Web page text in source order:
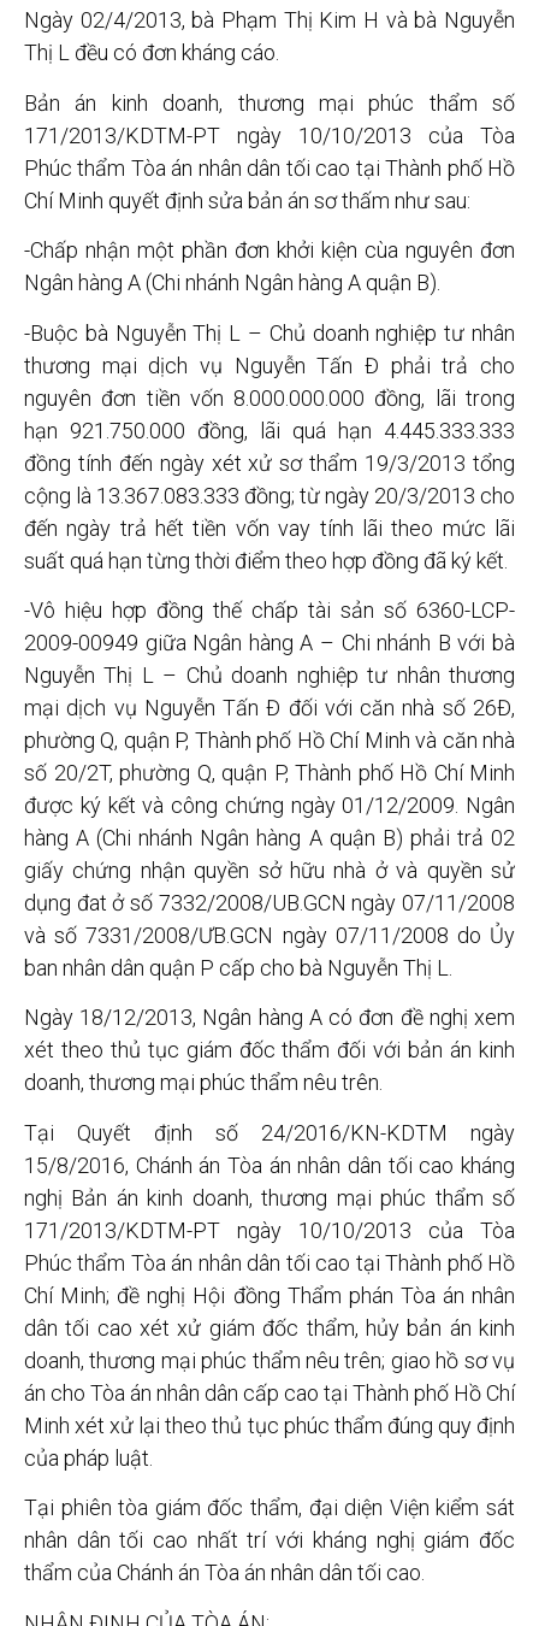
Ngày 02/4/2013, bà Phạm Thị Kim H và bà Nguyễn
Thị L đều có đơn kháng cáo.
Bản án kinh doanh, thương mại phúc thẩm số
171/2013/KDTM-PT ngày 10/10/2013 của Tòa
Phúc thẩm Tòa án nhân dân tối cao tại Thành phố Hồ
Chí Minh quyết định sửa bản án sơ thấm như sau:
-Chấp nhận một phần đơn khởi kiện cùa nguyên đơn
Ngân hàng A (Chi nhánh Ngân hàng A quận B).
-Buộc bà Nguyễn Thị L – Chủ doanh nghiệp tư nhân
thương mại dịch vụ Nguyễn Tấn Đ phải trả cho
nguyên đơn tiền vốn 8.000.000.000 đồng, lãi trong
hạn 921.750.000 đồng, lãi quá hạn 4.445.333.333
đồng tính đến ngày xét xử sơ thẩm 19/3/2013 tổng
cộng là 13.367.083.333 đồng; từ ngày 20/3/2013 cho
đến ngày trả hết tiền vốn vay tính lãi theo mức lãi
suất quá hạn từng thời điểm theo hợp đồng đã ký kết.
-Vô hiệu hợp đồng thế chấp tài sản số 6360-LCP-
2009-00949 giữa Ngân hàng A – Chi nhánh B với bà
Nguyễn Thị L – Chủ doanh nghiệp tư nhân thương
mại dịch vụ Nguyễn Tấn Đ đối với căn nhà số 26Đ,
phường Q, quận P, Thành phố Hồ Chí Minh và căn nhà
số 20/2T, phường Q, quận P, Thành phố Hồ Chí Minh
được ký kết và công chứng ngày 01/12/2009. Ngân
hàng A (Chi nhánh Ngân hàng A quận B) phải trả 02
giấy chứng nhận quyền sở hữu nhà ở và quyền sử
dụng đat ở số 7332/2008/UB.GCN ngày 07/11/2008
và số 7331/2008/ƯB.GCN ngày 07/11/2008 do Ủy
ban nhân dân quận P cấp cho bà Nguyễn Thị L.
Ngày 18/12/2013, Ngân hàng A có đơn đề nghị xem
xét theo thủ tục giám đốc thẩm đối với bản án kinh
doanh, thương mại phúc thẩm nêu trên.
Tại Quyết định số 24/2016/KN-KDTM ngày
15/8/2016, Chánh án Tòa án nhân dân tối cao kháng
nghị Bản án kinh doanh, thương mại phúc thẩm số
171/2013/KDTM-PT ngày 10/10/2013 của Tòa
Phúc thẩm Tòa án nhân dân tối cao tại Thành phố Hồ
Chí Minh; đề nghị Hội đồng Thẩm phán Tòa án nhân
dân tối cao xét xử giám đốc thẩm, hủy bản án kinh
doanh, thương mại phúc thẩm nêu trên; giao hồ sơ vụ
án cho Tòa án nhân dân cấp cao tại Thành phố Hồ Chí
Minh xét xử lại theo thủ tục phúc thẩm đúng quy định
của pháp luật.
Tại phiên tòa giám đốc thẩm, đại diện Viện kiểm sát
nhân dân tối cao nhất trí với kháng nghị giám đốc
thẩm của Chánh án Tòa án nhân dân tối cao.